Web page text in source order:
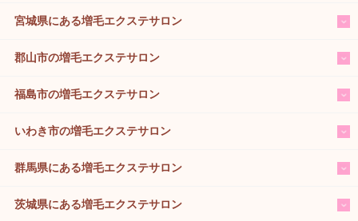
宮城県にある増毛エクステサロン
郡山市の増毛エクステサロン
福島市の増毛エクステサロン
いわき市の増毛エクステサロン
群馬県にある増毛エクステサロン
茨城県にある増毛エクステサロン